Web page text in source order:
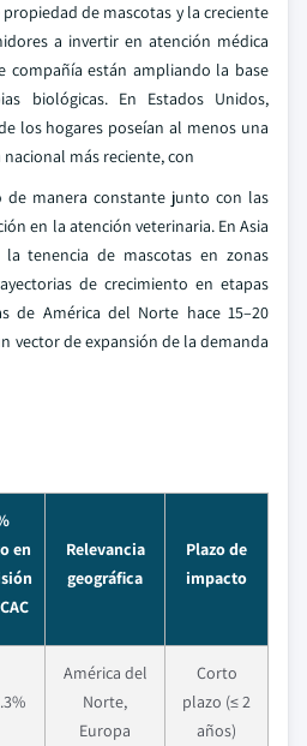
de mascotas y la creciente
a invertir en atención médica
compañía están ampliando la base
biológicas. En Estados Unidos,
los hogares poseían al menos una
más reciente, con
de manera constante junto con las
en la atención veterinaria. En Asia
la tenencia de mascotas en zonas
de crecimiento en etapas
de América del Norte hace 15–20
vector de expansión de la demanda
en
Relevancia
geográfica
Plazo de
impacto
América del
Norte,
Europa
Corto
plazo (≤ 2
años)